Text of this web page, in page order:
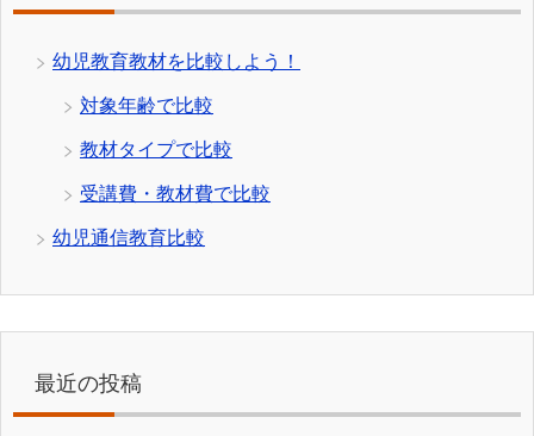
幼児教育教材を比較しよう！
対象年齢で比較
教材タイプで比較
受講費・教材費で比較
幼児通信教育比較
最近の投稿